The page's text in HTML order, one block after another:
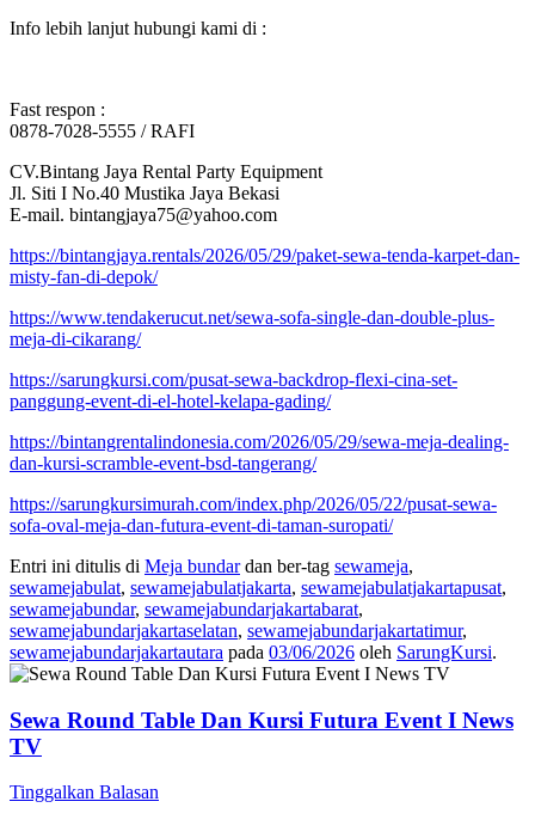
Info lebih lanjut hubungi kami di :
Fast respon :
0878-7028-5555 / RAFI
CV.Bintang Jaya Rental Party Equipment
Jl. Siti I No.40 Mustika Jaya Bekasi
E-mail. bintangjaya75@yahoo.com
https://bintangjaya.rentals/2026/05/29/paket-sewa-tenda-karpet-dan-
misty-fan-di-depok/
https://www.tendakerucut.net/sewa-sofa-single-dan-double-plus-
meja-di-cikarang/
https://sarungkursi.com/pusat-sewa-backdrop-flexi-cina-set-
panggung-event-di-el-hotel-kelapa-gading/
https://bintangrentalindonesia.com/2026/05/29/sewa-meja-dealing-
dan-kursi-scramble-event-bsd-tangerang/
https://sarungkursimurah.com/index.php/2026/05/22/pusat-sewa-
sofa-oval-meja-dan-futura-event-di-taman-suropati/
Entri ini ditulis di Meja bundardan ber-tag sewameja,
sewamejabulat, sewamejabulatjakarta, sewamejabulatjakartapusat,
sewamejabundar, sewamejabundarjakartabarat,
sewamejabundarjakartaselatan, sewamejabundarjakartatimur,
sewamejabundarjakartautara pada 03/06/2026 oleh SarungKursi.
Sewa Round Table Dan Kursi Futura Event I News
TV
Tinggalkan Balasan